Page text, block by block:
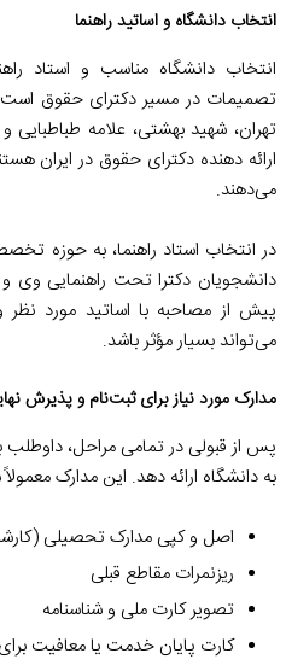
انتخاب دانشگاه و اساتید راهنما
انتخاب دانشگاه مناسب و استاد
تصمیمات در مسیر دکترای حقوق است.
تهران، شهید بهشتی، علامه
ارائه دهنده دکترای حقوق در ایران
می‌دهند.
در انتخاب استاد راهنما، به حوزه
دانشجویان دکترا تحت راهنمایی وی
پیش از مصاحبه با اساتید مورد نظر
می‌تواند بسیار مؤثر باشد.
مدارک مورد نیاز برای ثبت‌نام و پذیرش
پس از قبولی در تمامی مراحل، داوطلب
به دانشگاه ارائه دهد. این مدارک
اصل و کپی مدارک تحصیلی
ریزنمرات مقاطع قبلی
تصویر کارت ملی و شناسنامه
کارت پایان خدمت یا معافیت برای